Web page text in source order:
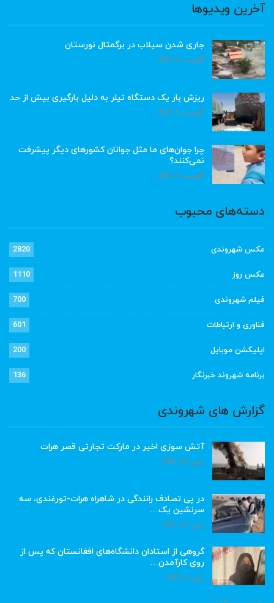
آخرین ویدیوها
جاری شدن سیلاب در برگمتال نورستان
آگوست 6, 2026
ریزش بار یک دستگاه تیلر به دلیل بارگیری بیش از حد
آگوست 6, 2026
چرا جوان‌های ما مثل جوانان کشورهای دیگر پیشرفت
نمی‌کنند؟
آگوست 6, 2026
دسته‌های محبوب
عکس شهروندی 2820
عکس روز 1110
فیلم شهروندی 700
فناوری و ارتباطات 601
اپلیکشن موبایل 200
برنامه شهروند خبرنگار 136
گزارش های شهروندی
آتش سوزی اخیر در مارکت تجارتی قصر هرات
ژوئن 22, 2023
در پی تصادف رانندگی در شاهراه هرات-تورغندی، سه
سرنشین یک…
ژوئن 15, 2023
گروهی از استادان دانشگاه‌های افغانستان که پس از
روی کارآمدن…
ژوئن 6, 2023